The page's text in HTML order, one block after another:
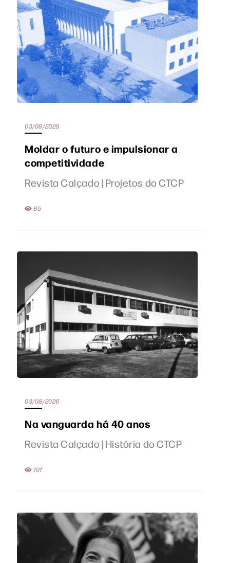
03/08/2026
Moldar o futuro e impulsionar a
competitividade
Revista Calçado | Projetos do CTCP
65
03/08/2026
Na vanguarda há 40 anos
Revista Calçado | História do CTCP
101